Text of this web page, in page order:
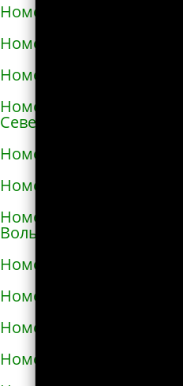
Номера телефонов
Номера телефонов
Номера телефонов
Номера телефонов
Северском
Номера телефонов
Номера телефонов
Номера телефонов
Волынском
Номера телефонов
Номера телефонов
Номера телефонов
Номера телефонов